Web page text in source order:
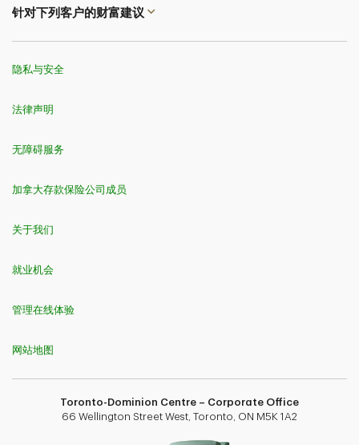
针对下列客户的财富建议
隐私与安全
法律声明
无障碍服务
加拿大存款保险公司成员
关于我们
就业机会
管理在线体验
网站地图
Toronto-Dominion Centre – Corporate Office
66 Wellington Street West, Toronto, ON M5K 1A2